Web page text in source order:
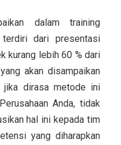
dalam training
terdiri dari presentasi
kurang lebih 60 % dari
akan disampaikan
dirasa metode ini
Anda, tidak
hal ini kepada tim
yang diharapkan